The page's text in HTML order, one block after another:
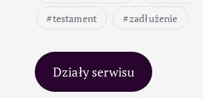
testament
zadłużenie
Działy serwisu